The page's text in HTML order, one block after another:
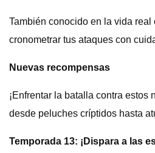
También conocido en la vida
cronometrar tus ataques con
Nuevas recompensas
¡Enfrentar la batalla contra
desde peluches críptidos hasta
Temporada 13: ¡Dispara a las